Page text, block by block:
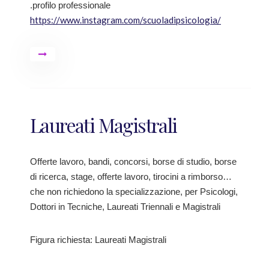
.profilo professionale
https://www.instagram.com/scuoladipsicologia/
Laureati Magistrali
Offerte lavoro, bandi, concorsi, borse di studio, borse
di ricerca, stage, offerte lavoro, tirocini a rimborso…
che non richiedono la specializzazione, per Psicologi,
Dottori in Tecniche, Laureati Triennali e Magistrali
Figura richiesta: Laureati Magistrali